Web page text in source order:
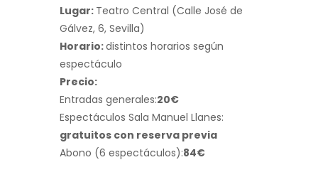
Lugar: Teatro Central (Calle José de
Gálvez, 6, Sevilla)
Horario:distintos horarios según
espectáculo
Precio:
Entradas generales:20€
Espectáculos Sala Manuel Llanes:
gratuitos con reserva previa
Abono (6 espectáculos):84€